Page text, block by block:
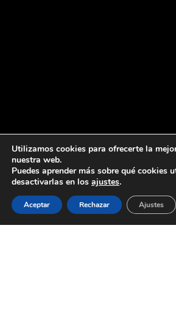
Utilizamos cookies para ofrecerte la
nuestra web.
Puedes aprender más sobre qué cookies
desactivarlas en los ajustes.
Aceptar Rechazar Ajustes